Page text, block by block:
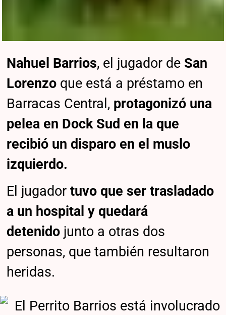
Nahuel Barrios, el jugador de San
Lorenzo que está a préstamo en
Barracas Central, protagonizó una
pelea en Dock Sud en la que
recibió un disparo en el muslo
izquierdo.
El jugadortuvo que ser trasladado
a un hospital y quedará
detenido junto a otras dos
personas, que también resultaron
heridas.